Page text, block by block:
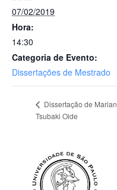
07/02/2019
Hora:
14:30
Categoria de Evento:
Dissertações de Mestrado
Dissertação de
Tsubaki Oide